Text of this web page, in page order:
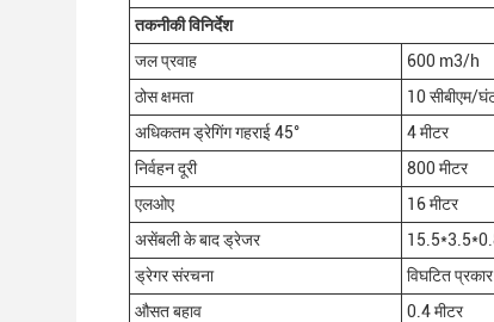
तकनीकी विनिर्देश
जल प्रवाह
600 m3/h
ठोस क्षमता
10 सीबीएम/
अधिकतम ड्रेगिंग गहराई 45°
4 मीटर
निर्वहन दूरी
800 मीटर
एलओए
16 मीटर
असेंबली के बाद ड्रेजर
ड्रेगर संरचना
विघटित
औसत बहाव
0.4 मीटर